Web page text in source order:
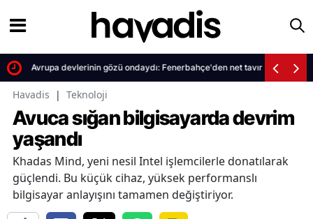
Avrupa devlerinin gözü ondaydı: Fenerbahçe'den net tavır
Havadis | Teknoloji
Avuca sığan bilgisayarda devrim
yaşandı
Khadas Mind, yeni nesil Intel işlemcilerle donatılarak
güçlendi. Bu küçük cihaz, yüksek performanslı
bilgisayar anlayışını tamamen değiştiriyor.